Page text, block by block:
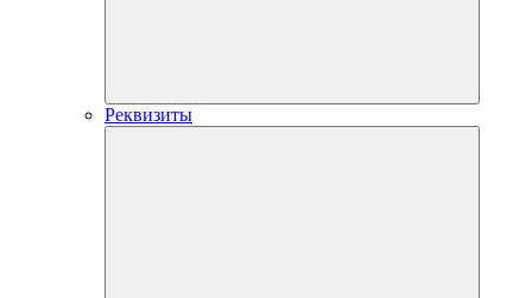
Реквизиты